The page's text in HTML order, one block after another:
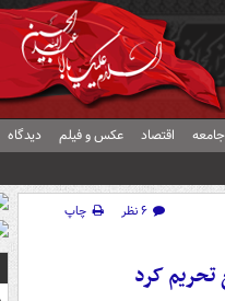
جامعه اقتصاد عکس و فیلم دیدگاه
۶ نظر
چاپ
تحریم کرد